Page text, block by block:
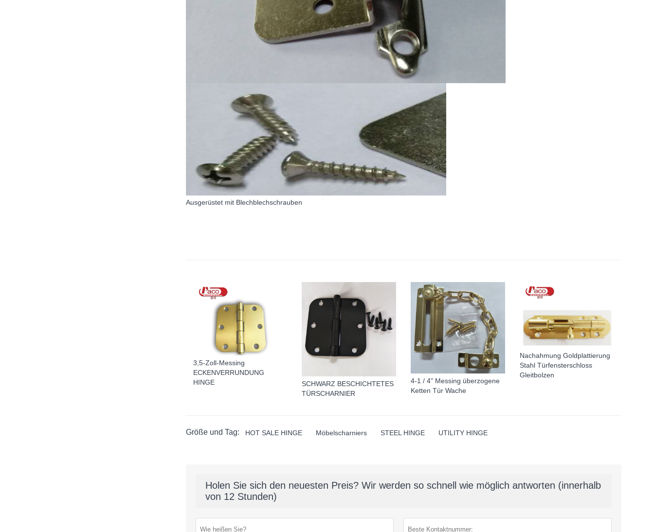
Ausgerüstet mit Blechblechschrauben
3,5-Zoll-Messing
ECKENVERRUNDUNG
HINGE
SCHWARZ BESCHICHTETES
TÜRSCHARNIER
4-1 / 4" Messing überzogene
Ketten Tür Wache
Nachahmung Goldplattierung
Stahl Türfensterschloss
Gleitbolzen
Größe und Tag: HOT SALE HINGE Möbelscharniers STEEL HINGE UTILITY HINGE
Holen Sie sich den neuesten Preis? Wir werden so schnell wie möglich antworten (innerhalb
von 12 Stunden)